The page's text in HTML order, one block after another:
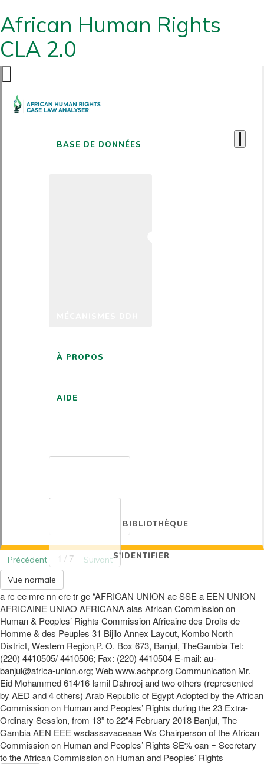
African Human Rights
CLA 2.0
BASE DE DONNÉES
À PROPOS
AIDE
BIBLIOTHÈQUE
S'IDENTIFIER
Précédent 1 / 7
Suivant
Vue normale
a rc ee mre nn ere tr ge “AFRICAN UNION ae SSE a EEN UNION
AFRICAINE UNIAO AFRICANA alas African Commission on
Human & Peoples’ Rights Commission Africaine des Droits de
Homme & des Peuples 31 Bijilo Annex Layout, Kombo North
District, Western Region,P. O. Box 673, Banjul, TheGambia Tel:
(220) 4410505/ 4410506; Fax: (220) 4410504 E-mail: au-
banjul@africa-union.org; Web www.achpr.org Communication Mr.
Eid Mohammed 614/16 Ismil Dahrooj and two others (represented
by AED and 4 others) Arab Republic of Egypt Adopted by the African
Commission on Human and Peoples’ Rights during the 23 Extra-
Ordinary Session, from 13” to 22"4 February 2018 Banjul, The
Gambia AEN EEE wsdassavaceaae Ws Chairperson of the African
Commission on Human and Peoples’ Rights SE% oan = Secretary
to the African Commission on Human and Peoples’ Rights